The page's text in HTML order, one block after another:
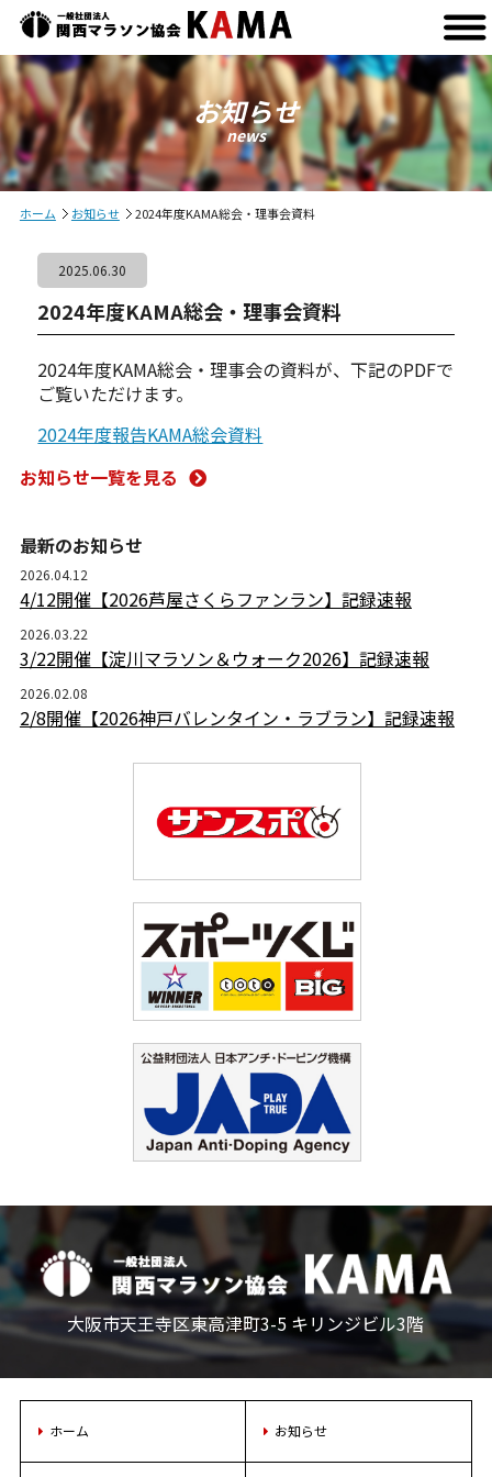
お知らせ
news
ホーム お知らせ 2024年度KAMA総会・理事会資料
2025.06.30
2024年度KAMA総会・理事会資料
2024年度KAMA総会・理事会の資料が、下記のPDFで
ご覧いただけます。
2024年度報告KAMA総会資料
お知らせ一覧を見る
最新のお知らせ
2026.04.12
4/12開催【2026芦屋さくらファンラン】記録速報
2026.03.22
3/22開催【淀川マラソン＆ウォーク2026】記録速報
2026.02.08
2/8開催【2026神戸バレンタイン・ラブラン】記録速報
大阪市天王寺区東高津町3-5 キリンジビル3階
ホーム お知らせ